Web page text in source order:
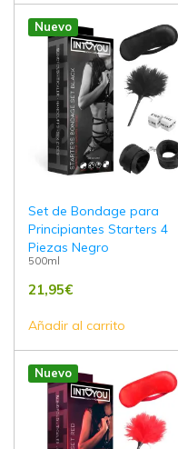
Nuevo
Set de Bondage para
Principiantes Starters 4
Piezas Negro
500ml
21,95€
Añadir al carrito
Nuevo